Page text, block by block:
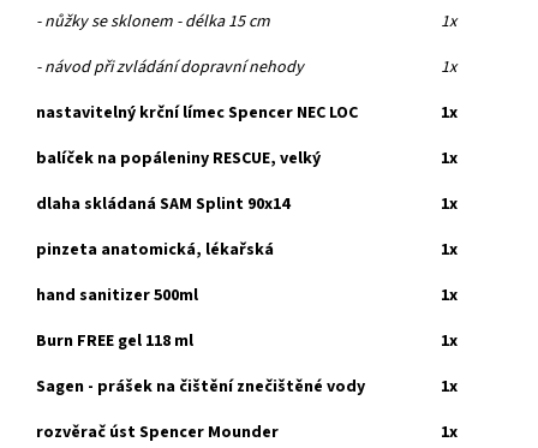
- nůžky se sklonem - délka 15 cm
1x
- návod při zvládání dopravní nehody
1x
nastavitelný krční límec Spencer NEC LOC
1x
balíček na popáleniny RESCUE, velký
1x
dlaha skládaná SAM Splint 90x14
1x
pinzeta anatomická, lékařská
1x
hand sanitizer 500ml
1x
Burn FREE gel 118 ml
1x
Sagen - prášek na čištění znečištěné vody
1x
rozvěrač úst Spencer Mounder
1x